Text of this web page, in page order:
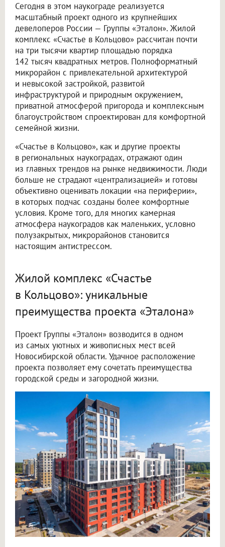
Сегодня в этом наукограде реализуется
масштабный проект одного из крупнейших
девелоперов России — Группы «Эталон». Жилой
комплекс «Счастье в Кольцово» рассчитан почти
на три тысячи квартир площадью порядка
142 тысяч квадратных метров. Полноформатный
микрорайон с привлекательной архитектурой
и невысокой застройкой, развитой
инфраструктурой и природным окружением,
приватной атмосферой пригорода и комплексным
благоустройством спроектирован для комфортной
семейной жизни.
«Счастье в Кольцово», как и другие проекты
в региональных наукоградах, отражают один
из главных трендов на рынке недвижимости. Люди
больше не страдают «централизацией» и готовы
объективно оценивать локации «на периферии»,
в которых подчас созданы более комфортные
условия. Кроме того, для многих камерная
атмосфера наукоградов как маленьких, условно
полузакрытых, микрорайонов становится
настоящим антистрессом.
Жилой комплекс «Счастье
в Кольцово»: уникальные
преимущества проекта «Эталона»
Проект Группы «Эталон» возводится в одном
из самых уютных и живописных мест всей
Новосибирской области. Удачное расположение
проекта позволяет ему сочетать преимущества
городской среды и загородной жизни.